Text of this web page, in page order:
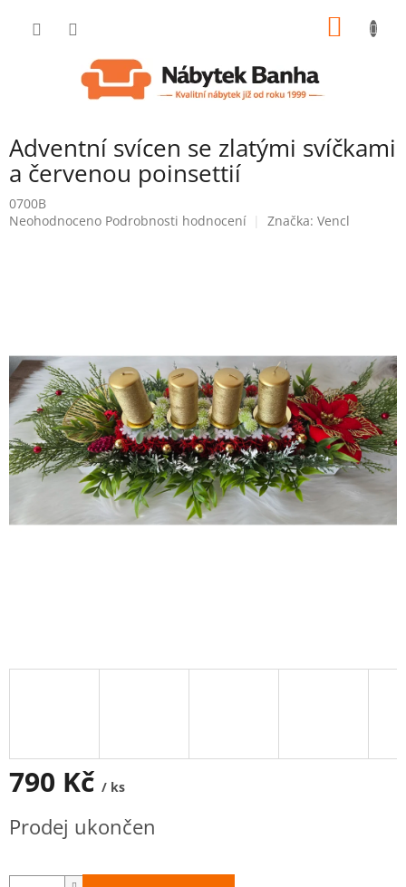
Adventní svícen se zlatými svíčkami
a červenou poinsettií
0700B
Průměrné
Neohodnoceno Podrobnosti hodnocení Značka: Vencl
790 Kč / ks
cena:
Prodej ukončen